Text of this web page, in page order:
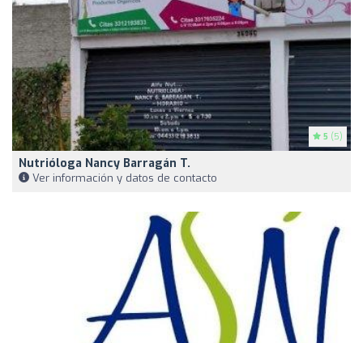
5 (5)
Nutrióloga Nancy Barragán T.
Ver información y datos de contacto